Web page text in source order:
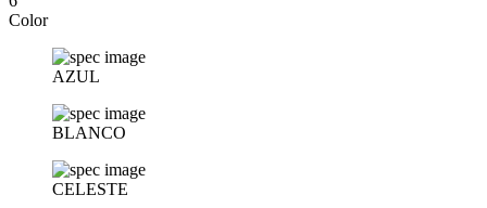
Color
AZUL
BLANCO
CELESTE